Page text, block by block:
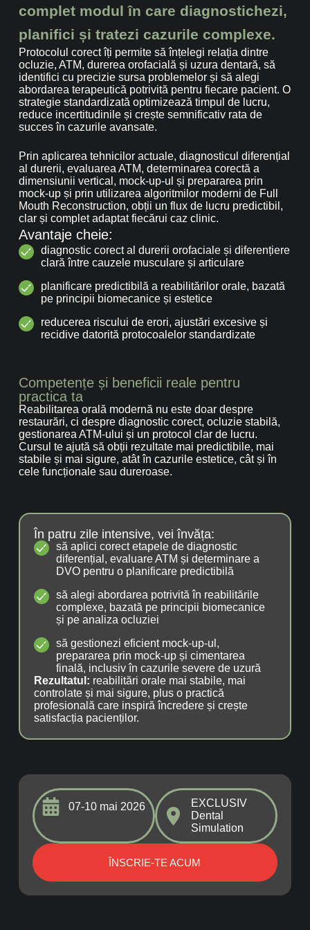
complet modul în care diagnostichezi,
planifici și tratezi cazurile complexe.
Protocolul corect îți permite să înțelegi relația dintre
ocluzie, ATM, durerea orofacială și uzura dentară, să
identifici cu precizie sursa problemelor și să alegi
abordarea terapeutică potrivită pentru fiecare pacient. O
strategie standardizată optimizează timpul de lucru,
reduce incertitudinile și crește semnificativ rata de
succes în cazurile avansate.
Prin aplicarea tehnicilor actuale, diagnosticul diferențial
al durerii, evaluarea ATM, determinarea corectă a
dimensiunii vertical, mock-up-ul și prepararea prin
mock-up și prin utilizarea algoritmilor moderni de Full
Mouth Reconstruction, obții un flux de lucru predictibil,
clar și complet adaptat fiecărui caz clinic.
Avantaje cheie:
diagnostic corect al durerii orofaciale și diferențiere
clară între cauzele musculare și articulare
planificare predictibilă a reabilitărilor orale, bazată
pe principii biomecanice și estetice
reducerea riscului de erori, ajustări excesive și
recidive datorită protocoalelor standardizate
Competențe și beneficii reale pentru
practica ta
Reabilitarea orală modernă nu este doar despre
restaurări, ci despre diagnostic corect, ocluzie stabilă,
gestionarea ATM-ului și un protocol clar de lucru.
Cursul te ajută să obții rezultate mai predictibile, mai
stabile și mai sigure, atât în cazurile estetice, cât și în
cele funcționale sau dureroase.
În patru zile intensive, vei învăța:
să aplici corect etapele de diagnostic
diferențial, evaluare ATM și determinare a
DVO pentru o planificare predictibilă
să alegi abordarea potrivită în reabilitările
complexe, bazată pe principii biomecanice
și pe analiza ocluziei
să gestionezi eficient mock-up-ul,
prepararea prin mock-up și cimentarea
finală, inclusiv în cazurile severe de uzură
Rezultatul: reabilitări orale mai stabile, mai
controlate și mai sigure, plus o practică
profesională care inspiră încredere și crește
satisfacția pacienților.
07-10 mai 2026
EXCLUSIV
Dental
Simulation
ÎNSCRIE-TE ACUM